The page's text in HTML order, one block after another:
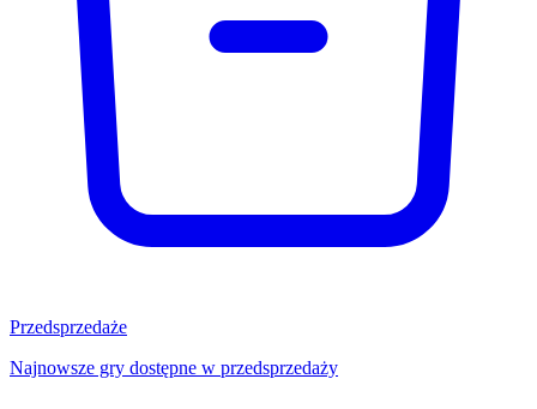
Przedsprzedaże
Najnowsze gry dostępne w przedsprzedaży